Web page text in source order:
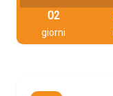
02
giorni